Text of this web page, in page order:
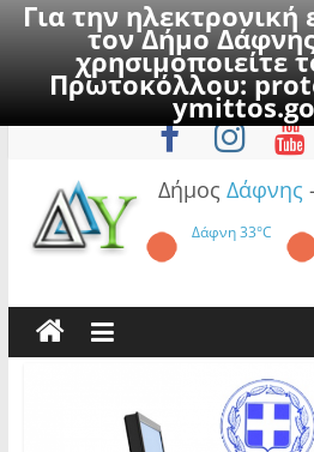
Για την ηλεκτρονική
τον Δήμο
χρησιμοποιείτε
Πρωτοκόλλου:
to
Κυριακή, 9
Δήμος Δάφνης -
Δάφνη33°C